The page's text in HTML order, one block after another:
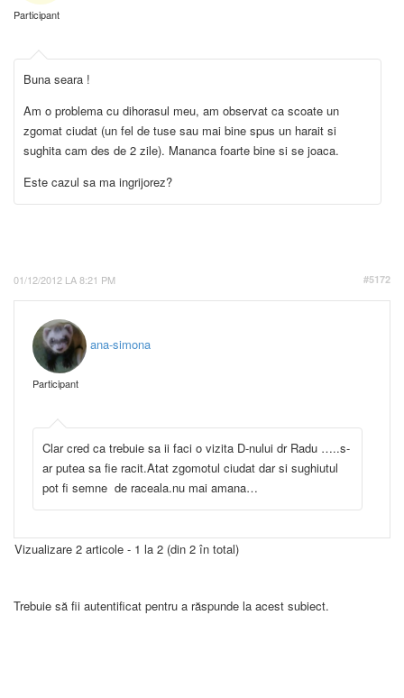
Participant
Buna seara !
Am o problema cu dihorasul meu, am observat ca scoate un
zgomat ciudat (un fel de tuse sau mai bine spus un harait si
sughita cam des de 2 zile). Mananca foarte bine si se joaca.
Este cazul sa ma ingrijorez?
01/12/2012 LA 8:21 PM #5172
ana-simona
Participant
Clar cred ca trebuie sa ii faci o vizita D-nului dr Radu …..s-
ar putea sa fie racit.Atat zgomotul ciudat dar si sughiutul
pot fi semne de raceala.nu mai amana…
Vizualizare 2 articole - 1 la 2 (din 2 în total)
Trebuie să fii autentificat pentru a răspunde la acest subiect.